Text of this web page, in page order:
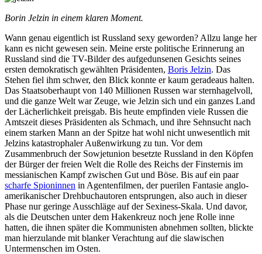
Borin Jelzin in einem klaren Moment.
Wann genau eigentlich ist Russland sexy geworden? Allzu lange her
kann es nicht gewesen sein. Meine erste politische Erinnerung an
Russland sind die TV-Bilder des aufgedunsenen Gesichts seines
ersten demokratisch gewählten Präsidenten, Boris Jelzin. Das
Stehen fiel ihm schwer, den Blick konnte er kaum geradeaus halten.
Das Staatsoberhaupt von 140 Millionen Russen war sternhagelvoll,
und die ganze Welt war Zeuge, wie Jelzin sich und ein ganzes Land
der Lächerlichkeit preisgab. Bis heute empfinden viele Russen die
Amtszeit dieses Präsidenten als Schmach, und ihre Sehnsucht nach
einem starken Mann an der Spitze hat wohl nicht unwesentlich mit
Jelzins katastrophaler Außenwirkung zu tun. Vor dem
Zusammenbruch der Sowjetunion besetzte Russland in den Köpfen
der Bürger der freien Welt die Rolle des Reichs der Finsternis im
messianischen Kampf zwischen Gut und Böse. Bis auf ein paar
scharfe Spioninnen in Agentenfilmen, der puerilen Fantasie anglo-
amerikanischer Drehbuchautoren entsprungen, also auch in dieser
Phase nur geringe Ausschläge auf der Sexiness-Skala. Und davor,
als die Deutschen unter dem Hakenkreuz noch jene Rolle inne
hatten, die ihnen später die Kommunisten abnehmen sollten, blickte
man hierzulande mit blanker Verachtung auf die slawischen
Untermenschen im Osten.